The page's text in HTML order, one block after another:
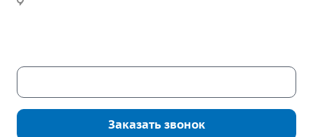
Заказать звонок